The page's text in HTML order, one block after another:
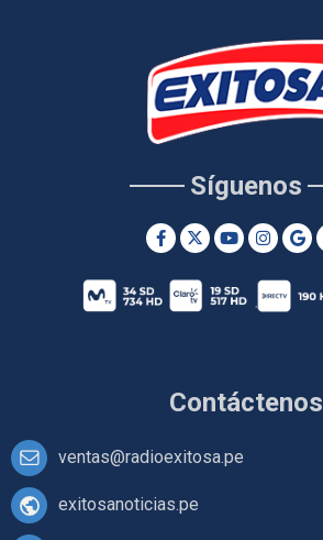
Contáctenos
ventas@radioexitosa.pe
exitosanoticias.pe
Síguenos